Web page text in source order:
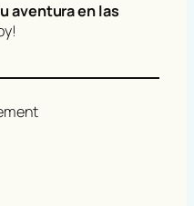
aventura en las